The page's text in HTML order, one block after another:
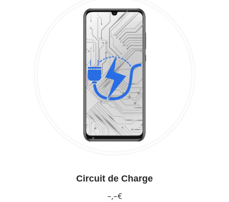
Circuit de Charge
–,–€